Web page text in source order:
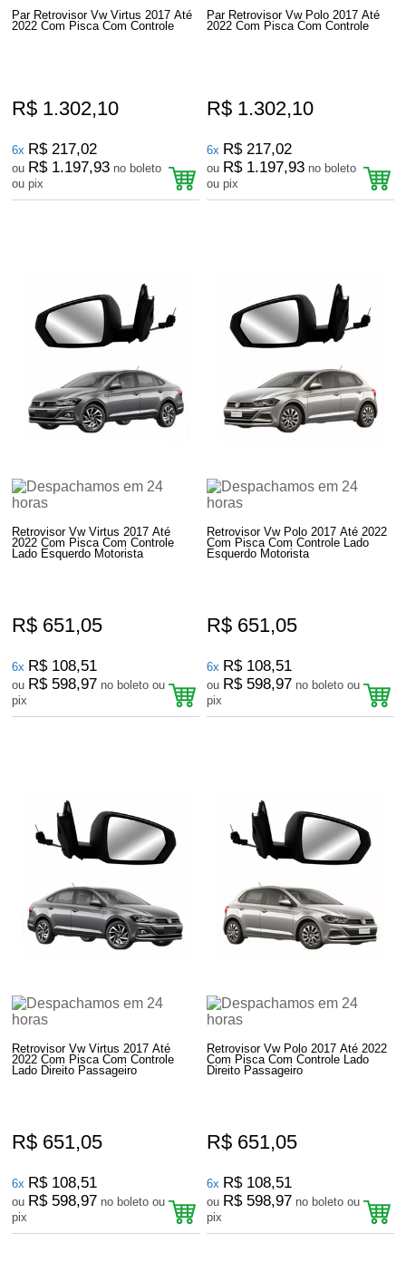
Par Retrovisor Vw Virtus 2017 Até
2022 Com Pisca Com Controle
R$ 1.302,10
6x R$ 217,02
ou R$ 1.197,93 no boleto
ou pix
Par Retrovisor Vw Polo 2017 Até
2022 Com Pisca Com Controle
R$ 1.302,10
6x R$ 217,02
ou R$ 1.197,93 no boleto
ou pix
Retrovisor Vw Virtus 2017 Até
2022 Com Pisca Com Controle
Lado Esquerdo Motorista
R$ 651,05
6x R$ 108,51
ou R$ 598,97 no boleto ou
pix
Retrovisor Vw Polo 2017 Até 2022
Com Pisca Com Controle Lado
Esquerdo Motorista
R$ 651,05
6x R$ 108,51
ou R$ 598,97 no boleto ou
pix
Retrovisor Vw Virtus 2017 Até
2022 Com Pisca Com Controle
Lado Direito Passageiro
R$ 651,05
6x R$ 108,51
ou R$ 598,97 no boleto ou
pix
Retrovisor Vw Polo 2017 Até 2022
Com Pisca Com Controle Lado
Direito Passageiro
R$ 651,05
6x R$ 108,51
ou R$ 598,97 no boleto ou
pix